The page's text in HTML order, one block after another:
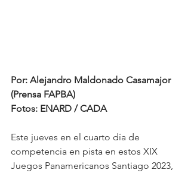
Por: Alejandro Maldonado Casamajor
(Prensa FAPBA)
Fotos: ENARD / CADA
Este jueves en el cuarto día de
competencia en pista en estos XIX
Juegos Panamericanos Santiago 2023,